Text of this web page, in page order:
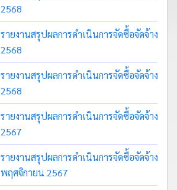
2568
รายงานสรุปผลการดำเนินการจัดซื้อจัดจ้าง ป
2568
รายงานสรุปผลการดำเนินการจัดซื้อจัดจ้าง ปร
2568
รายงานสรุปผลการดำเนินการจัดซื้อจัดจ้าง ปร
2567
รายงานสรุปผลการดำเนินการจัดซื้อจัดจ้าง ปร
พฤศจิกายน 2567